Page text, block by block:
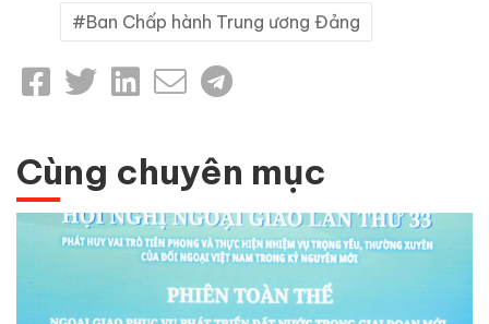
Ban Chấp hành Trung ương Đảng
Cùng chuyên mục